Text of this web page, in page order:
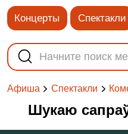
Концерты Спектакли
Афиша Спектакли
Шукаю